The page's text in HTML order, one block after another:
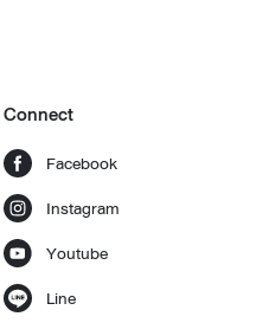
Connect
Facebook
Instagram
Youtube
Line